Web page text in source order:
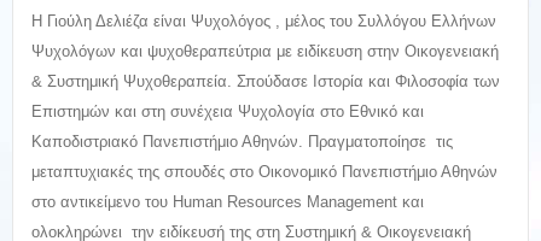
Η Γιούλη Δελιέζα είναι Ψυχολόγος , μέλος του Συλλόγου Ελλήνων
Ψυχολόγων και ψυχοθεραπεύτρια με ειδίκευση στην Οικογενειακή
& Συστημική Ψυχοθεραπεία. Σπούδασε Ιστορία και Φιλοσοφία των
Επιστημών και στη συνέχεια Ψυχολογία στο Εθνικό και
Καποδιστριακό Πανεπιστήμιο Αθηνών. Πραγματοποίησε τις
μεταπτυχιακές της σπουδές στο Οικονομικό Πανεπιστήμιο Αθηνών
στο αντικείμενο του Human Resources Management και
ολοκληρώνει την ειδίκευσή της στη Συστημική & Οικογενειακή